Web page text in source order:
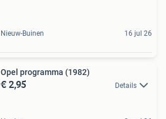
Nieuw-Buinen 16 jul 26
Opel programma (1982)
€ 2,95 Details